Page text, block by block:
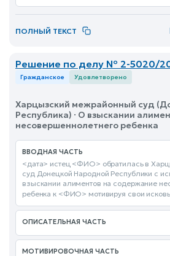
ПОЛНЫЙ ТЕКСТ
Решение по делу № 2-5020/
Гражданское Удовлетворено
Харцызский межрайонный суд
Республика) · О взыскании
несовершеннолетнего ребенка
ВВОДНАЯ ЧАСТЬ
<дата> истец <ФИО> обратилась в
суд Донецкой Народной Республики с
взыскании алиментов на содержание
ребенка к <ФИО> мотивируя свои
ОПИСАТЕЛЬНАЯ ЧАСТЬ
МОТИВИРОВОЧНАЯ ЧАСТЬ